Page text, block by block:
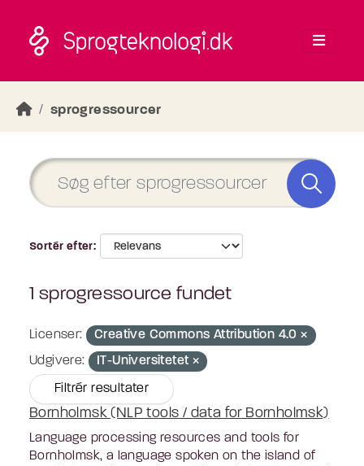
sprogressourcer
Sortér efter
1 sprogressource fundet
Licenser:
Creative Commons Attribution 4.0
Udgivere:
IT-Universitetet
Filtrér resultater
Bornholmsk (NLP tools / data for Bornholmsk)
Language processing resources and tools for
Bornholmsk, a language spoken on the island of